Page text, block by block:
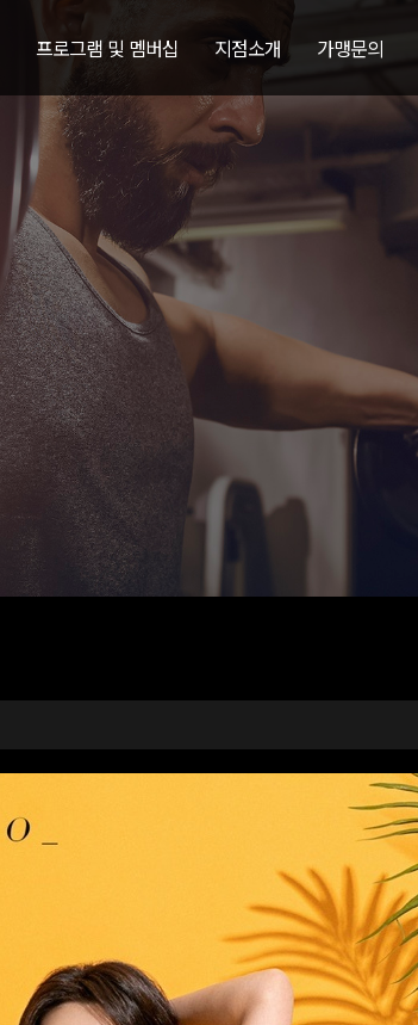
프로그램 및 멤버십 지점소개 가맹문의